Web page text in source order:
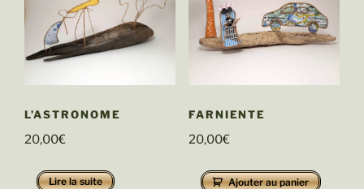
L’ASTRONOME
20,00€
Lire la suite
FARNIENTE
20,00€
Ajouter au panier